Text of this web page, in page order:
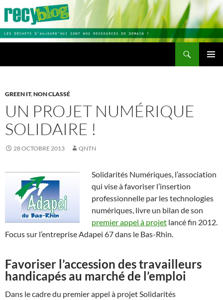
Aller
contenu
GREEN IT,NON CLASSÉ
UN PROJET NUMÉRIQUE
SOLIDAIRE !
28 OCTOBRE 2013 QNTN
Solidarités Numériques, l’association
qui vise à favoriser l’insertion
professionnelle par les technologies
numériques, livre un bilan de son
premier appel à projet lancé fin 2012.
Focus sur l’entreprise Adapei 67 dans le Bas-Rhin.
Favoriser l’accession des travailleurs
handicapés au marché de l’emploi
Dans le cadre du premier appel à projet Solidarités